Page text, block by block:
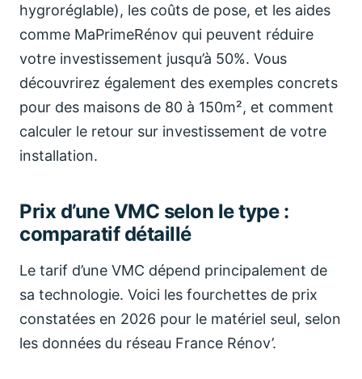
hygroréglable), les coûts de pose, et les aides
comme MaPrimeRénov qui peuvent réduire
votre investissement jusqu’à 50%. Vous
découvrirez également des exemples concrets
pour des maisons de 80 à 150m², et comment
calculer le retour sur investissement de votre
installation.
Prix d’une VMC selon le type :
comparatif détaillé
Le tarif d’une VMC dépend principalement de
sa technologie. Voici les fourchettes de prix
constatées en 2026 pour le matériel seul, selon
les données du réseau France Rénov’.